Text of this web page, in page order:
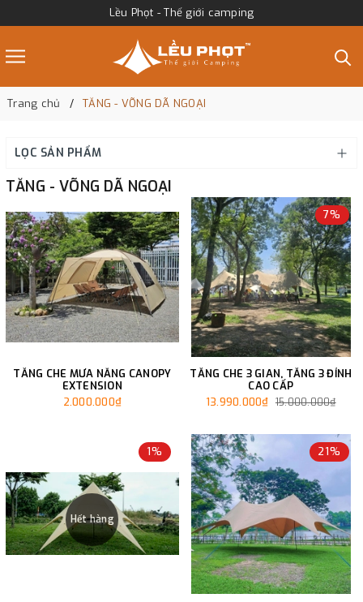
Lều Phọt - Thế giới camping
Trang chủ TĂNG - VÕNG DÃ NGOẠI
LỌC SẢN PHẨM
TĂNG - VÕNG DÃ NGOẠI
TĂNG CHE MƯA NẮNG CANOPY
EXTENSION
2.000.000₫
7%
TĂNG CHE 3 GIAN, TĂNG 3 ĐỈNH
CAO CẤP
13.990.000₫ 15.000.000₫
Hết hàng
1% 21%